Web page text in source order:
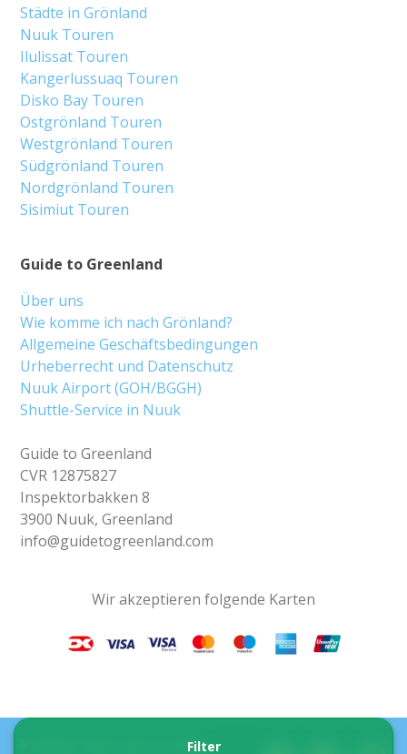
Filter
Guide to Greenland
Über uns
Wie komme ich nach Grönland?
Allgemeine Geschäftsbedingungen
Urheberrecht und Datenschutz
Nuuk Airport (GOH/BGGH)
Shuttle-Service in Nuuk
Guide to Greenland
CVR 12875827
Inspektorbakken 8
3900 Nuuk, Greenland
info@guidetogreenland.com
Städte in Grönland
Nuuk Touren
Ilulissat Touren
Kangerlussuaq Touren
Disko Bay Touren
Ostgrönland Touren
Westgrönland Touren
Südgrönland Touren
Nordgrönland Touren
Sisimiut Touren
Wir akzeptieren folgende Karten
Finden Sie uns in den